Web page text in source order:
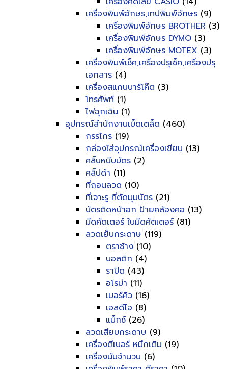
เครื่องพิมพ์อักษร,เทปพิมพ์อักษร (9)
เครื่องพิมพ์อักษร BROTHER (3)
เครื่องพิมพ์อักษร DYMO (3)
เครื่องพิมพ์อักษร MOTEX (3)
เครื่องพิมพ์เช็ค,เครื่องปรุเช็ค,เครื่องปรุ
เอกสาร (4)
เครื่องสแกนบาร์โค๊ต (3)
โทรศัพท์ (1)
ไฟฉุกเฉิน (1)
อุปกรณ์สำนักงานเบ็ดเตล็ด (460)
กรรไกร (19)
กล่องใส่อุปกรณ์เครื่องเขียน (13)
คลิ๊บหนีบบัตร (2)
คลิ๊ปดำ (11)
ที่ถอนลวด (10)
ที่เจาะรู ที่ตัดมุมบัตร (21)
บัตรติดหน้าอก ป้ายคล้องคอ (13)
มีดคัตเตอร์ ใบมีดคัตเตอร์ (81)
ลวดเย็บกระดาษ (119)
ตราช้าง (10)
บอสติก (4)
ราปิด (43)
อโรม่า (11)
เมอร์คิว (16)
เอสดีไอ (8)
แม็กซ์ (26)
ลวดเสียบกระดาษ (9)
เครื่องตีเบอร์ หมึกเติม (19)
เครื่องนับจำนวน (6)